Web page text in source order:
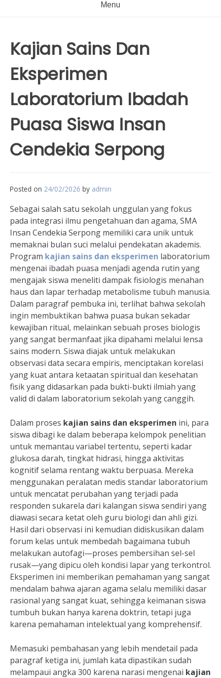
Menu
Kajian Sains Dan
Eksperimen
Laboratorium Ibadah
Puasa Siswa Insan
Cendekia Serpong
Posted on 24/02/2026 by admin
Sebagai salah satu sekolah unggulan yang fokus
pada integrasi ilmu pengetahuan dan agama, SMA
Insan Cendekia Serpong memiliki cara unik untuk
memaknai bulan suci melalui pendekatan akademis.
Program kajian sains dan eksperimen laboratorium
mengenai ibadah puasa menjadi agenda rutin yang
mengajak siswa meneliti dampak fisiologis menahan
haus dan lapar terhadap metabolisme tubuh manusia.
Dalam paragraf pembuka ini, terlihat bahwa sekolah
ingin membuktikan bahwa puasa bukan sekadar
kewajiban ritual, melainkan sebuah proses biologis
yang sangat bermanfaat jika dipahami melalui lensa
sains modern. Siswa diajak untuk melakukan
observasi data secara empiris, menciptakan korelasi
yang kuat antara ketaatan spiritual dan kesehatan
fisik yang didasarkan pada bukti-bukti ilmiah yang
valid di dalam laboratorium sekolah yang canggih.
Dalam proses kajian sains dan eksperimen ini, para
siswa dibagi ke dalam beberapa kelompok penelitian
untuk memantau variabel tertentu, seperti kadar
glukosa darah, tingkat hidrasi, hingga aktivitas
kognitif selama rentang waktu berpuasa. Mereka
menggunakan peralatan medis standar laboratorium
untuk mencatat perubahan yang terjadi pada
responden sukarela dari kalangan siswa sendiri yang
diawasi secara ketat oleh guru biologi dan ahli gizi.
Hasil dari observasi ini kemudian didiskusikan dalam
forum kelas untuk membedah bagaimana tubuh
melakukan autofagi—proses pembersihan sel-sel
rusak—yang dipicu oleh kondisi lapar yang terkontrol.
Eksperimen ini memberikan pemahaman yang sangat
mendalam bahwa ajaran agama selalu memiliki dasar
rasional yang sangat kuat, sehingga keimanan siswa
tumbuh bukan hanya karena doktrin, tetapi juga
karena pemahaman intelektual yang komprehensif.
Memasuki pembahasan yang lebih mendetail pada
paragraf ketiga ini, jumlah kata dipastikan sudah
melampaui angka 300 karena narasi mengenai kajian